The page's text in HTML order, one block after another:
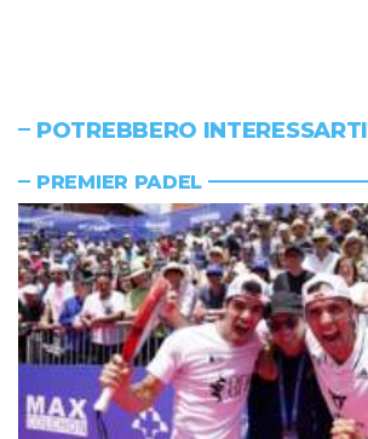
POTREBBERO INTERESSARTI
PREMIER PADEL